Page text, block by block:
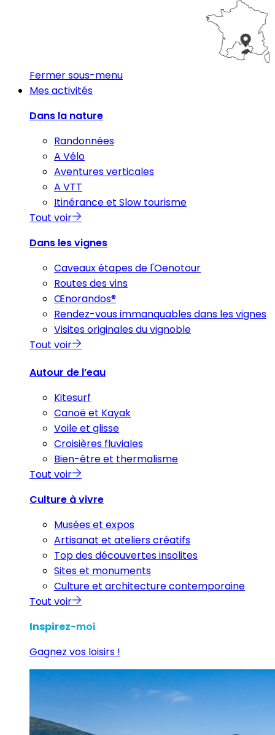
Fermer sous-menu
Mes activités
Dans la nature
Randonnées
A Vélo
Aventures verticales
A VTT
Itinérance et Slow tourisme
Tout voir
Dans les vignes
Caveaux étapes de l'Oenotour
Routes des vins
Œnorandos®
Rendez-vous immanquables dans les vignes
Visites originales du vignoble
Tout voir
Autour de l’eau
Kitesurf
Canoë et Kayak
Voile et glisse
Croisières fluviales
Bien-être et thermalisme
Tout voir
Culture à vivre
Musées et expos
Artisanat et ateliers créatifs
Top des découvertes insolites
Sites et monuments
Culture et architecture contemporaine
Tout voir
Inspirez-moi
Gagnez vos loisirs !